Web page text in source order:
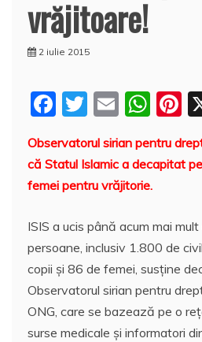
vrăjitoare!
2 iulie 2015
F
c
e
o
o
k
T
w
itt
er
E
ai
l
W
at
s
p
p
e
Observatorul sirian pentru
că Statul Islamic a decapitat
femei pentru vrăjitorie.
ISIS a ucis până acum mai
persoane, inclusiv 1.800 de
copii și 86 de femei, susţine
Observatorul sirian pentru
ONG, care se bazează pe o
surse medicale și informatori